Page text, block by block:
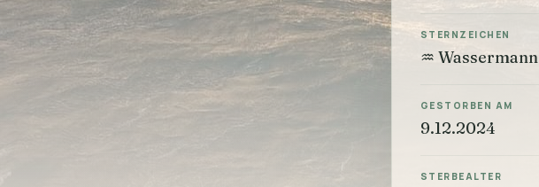
STERNZEICHEN
♒ Wassermann
GESTORBEN AM
9.12.2024
STERBEALTER